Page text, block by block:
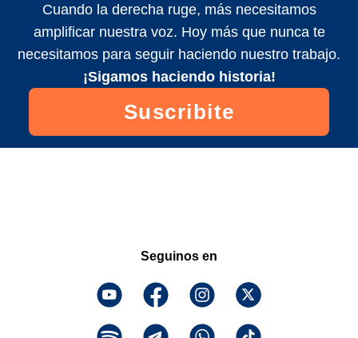
Cuando la derecha ruge, más necesitamos
amplificar nuestra voz. Hoy más que nunca te
necesitamos para seguir haciendo nuestro trabajo.
¡Sigamos haciendo historia!
Suscribite
Seguinos en